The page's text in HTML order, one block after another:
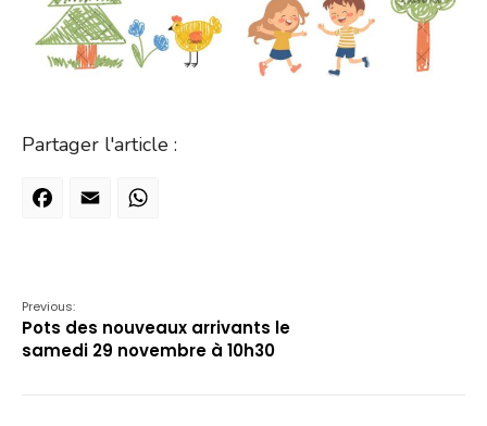
Partager l'article :
Facebook
Email
Previous:
Pots des nouveaux arrivants le
samedi 29 novembre à 10h30